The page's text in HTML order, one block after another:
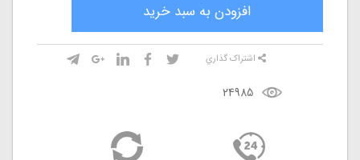
افزودن به سبد خريد
24985
اشتراک گذاري